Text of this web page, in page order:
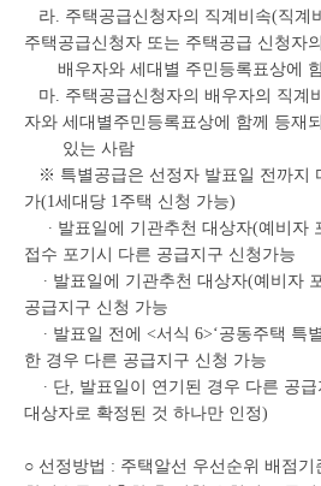
라. 주택공급신청자의 직계비속(직계
주택공급신청자 또는 주택공급 신청자의
배우자와 세대별 주민등록표상에
마. 주택공급신청자의 배우자의 직계
자와 세대별주민등록표상에 함께 등재
있는 사람
※ 특별공급은 선정자 발표일 전까지
가(1세대당 1주택 신청 가능)
∙ 발표일에 기관추천 대상자(예비자
접수 포기시 다른 공급지구 신청가능
∙ 발표일에 기관추천 대상자(예비자
공급지구 신청 가능
∙ 발표일 전에 <서식 6>‘공동주택 특
한 경우 다른 공급지구 신청 가능
∙ 단, 발표일이 연기된 경우 다른 공급
대상자로 확정된 것 하나만 인정)
○ 선정방법 : 주택알선 우선순위 배점